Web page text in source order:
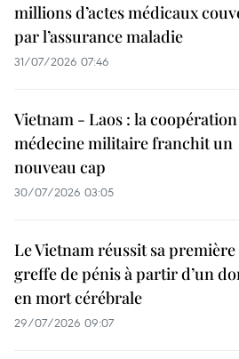
millions d’actes médicaux
par l’assurance maladie
31/07/2026 07:46
Vietnam - Laos : la
médecine militaire franchit un
nouveau cap
30/07/2026 03:05
Le Vietnam réussit sa première
greffe de pénis à partir d’un
en mort cérébrale
29/07/2026 09:07